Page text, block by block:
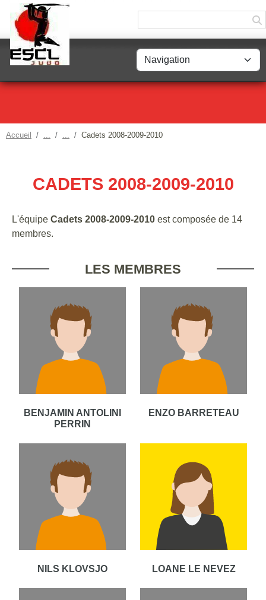
Accueil Cadets 2008-2009-2010
CADETS 2008-2009-2010
L'équipe Cadets 2008-2009-2010 est composée de 14
membres.
LES MEMBRES
BENJAMIN ANTOLINI
PERRIN
ENZO BARRETEAU
NILS KLOVSJO LOANE LE NEVEZ
Panneau de gestion des cookies